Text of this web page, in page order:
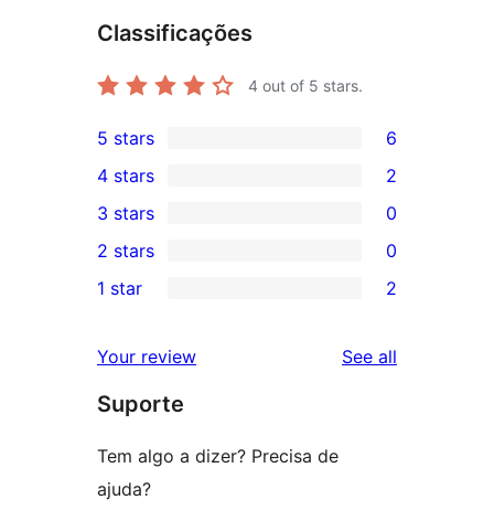
Classificações
4 out of 5 stars.
6
5-
star
reviews
5 stars 6
4-
star
reviews
4 stars 2
0
3-
star
3 stars 0
2-
reviews
2 stars 0
star
reviews
1 star 2
Your review See all
Suporte
Tem algo a dizer? Precisa de
ajuda?